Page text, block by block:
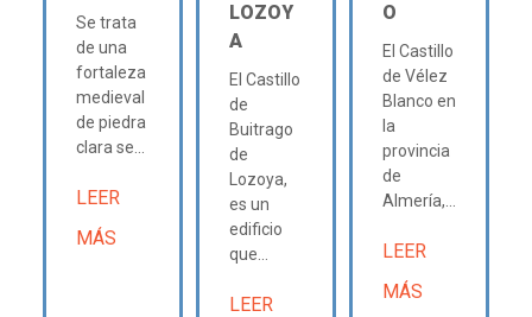
Se trata
de una
fortaleza
medieval
de piedra
clara se...
LEER
MÁS
LOZOY
A
El Castillo
de
Buitrago
de
Lozoya,
es un
edificio
que...
LEER
O
El Castillo
de Vélez
Blanco en
la
provincia
de
Almería,...
LEER
MÁS